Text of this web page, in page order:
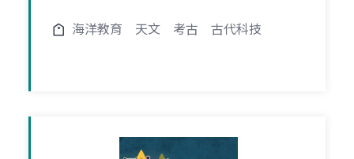
海洋教育 天文 考古 古代科技